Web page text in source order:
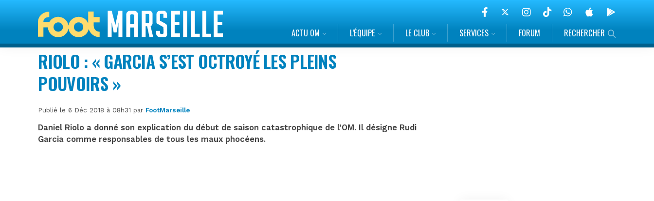
ACTU OM L’ÉQUIPE LE CLUB SERVICES FORUM RECHERCHER
RIOLO : « GARCIA S’EST OCTROYÉ LES PLEINS
POUVOIRS »
Publié le 6 Déc 2018 à 08h31 par FootMarseille
Daniel Riolo a donné son explication du début de saison catastrophique de l’OM. Il désigne Rudi
Garcia comme responsables de tous les maux phocéens.